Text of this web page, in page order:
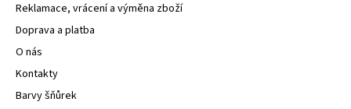
Reklamace, vrácení a výměna zboží
Doprava a platba
O nás
Kontakty
Barvy šňůrek